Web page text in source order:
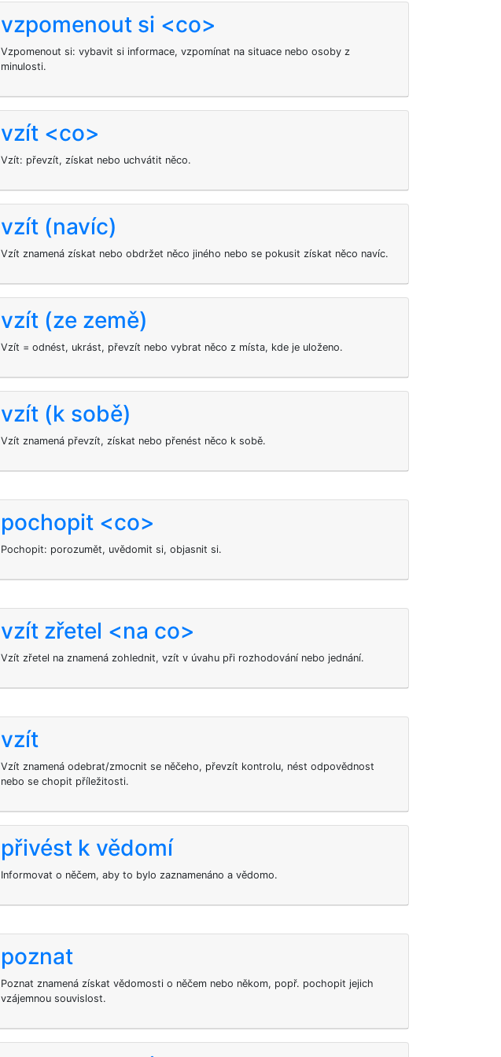
vzpomenout si <co>
Vzpomenout si: vybavit si informace, vzpomínat na situace nebo osoby z
minulosti.
vzít <co>
Vzít: převzít, získat nebo uchvátit něco.
vzít (navíc)
Vzít znamená získat nebo obdržet něco jiného nebo se pokusit získat něco navíc.
vzít (ze země)
Vzít = odnést, ukrást, převzít nebo vybrat něco z místa, kde je uloženo.
vzít (k sobě)
Vzít znamená převzít, získat nebo přenést něco k sobě.
pochopit <co>
Pochopit: porozumět, uvědomit si, objasnit si.
vzít zřetel <na co>
Vzít zřetel na znamená zohlednit, vzít v úvahu při rozhodování nebo jednání.
vzít
Vzít znamená odebrat/zmocnit se něčeho, převzít kontrolu, nést odpovědnost
nebo se chopit příležitosti.
přivést k vědomí
Informovat o něčem, aby to bylo zaznamenáno a vědomo.
poznat
Poznat znamená získat vědomosti o něčem nebo někom, popř. pochopit jejich
vzájemnou souvislost.